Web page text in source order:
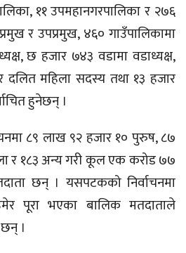
११ उपमहानगरपालिका र २७६
र उपप्रमुख, ४६० गाउँपालिकामा
छ हजार ७४३ वडामा वडाध्यक्ष,
दलित महिला सदस्य तथा १३ हजार
हुनेछन् ।
८९ लाख ९२ हजार १० पुरुष, ८७
र १८३ अन्य गरी कूल एक करोड ७७
छन् । यसपटकको निर्वाचनमा
पूरा भएका बालिक मतदाताले
।